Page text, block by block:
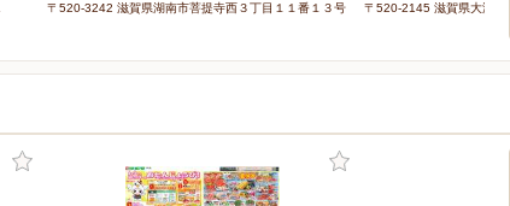
〒520-3242 滋賀県湖南市菩提寺西３丁目１１番１３号 〒520-2145 滋賀県大津市